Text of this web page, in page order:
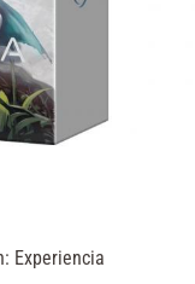
Experiencia